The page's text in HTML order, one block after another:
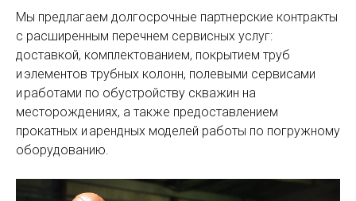
Мы предлагаем долгосрочные партнерские контракты
с расширенным перечнем сервисных услуг:
доставкой, комплектованием, покрытием труб
и элементов трубных колонн, полевыми сервисами
и работами по обустройству скважин на
месторождениях, а также предоставлением
прокатных и арендных моделей работы по погружному
оборудованию.